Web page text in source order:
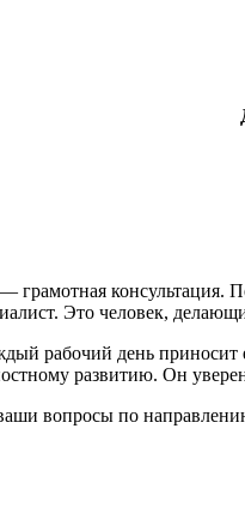
грамотная консультация.
Это человек,
рабочий день приносит
развитию. Он
вопросы по